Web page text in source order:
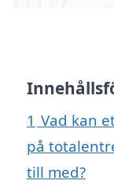
1 Vad kan
på
till med?